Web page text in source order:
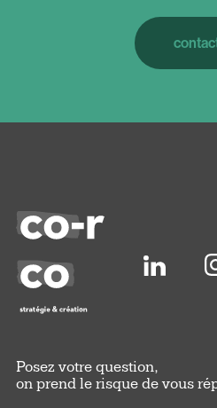
Posez votre question,
on prend le risque de vous